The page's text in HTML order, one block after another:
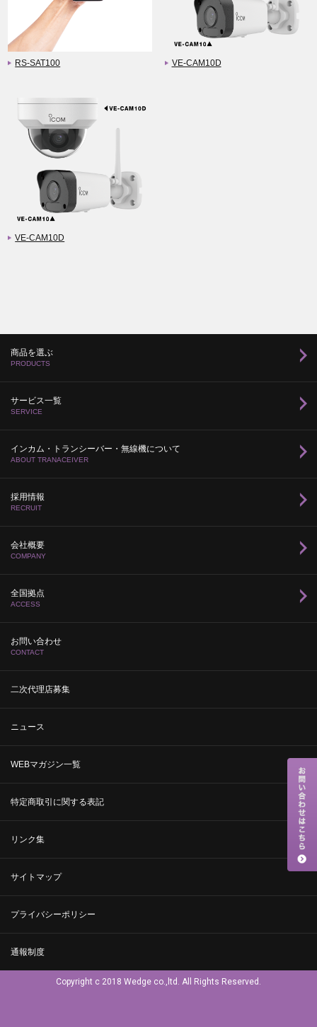
RS-SAT100 VE-CAM10D
VE-CAM10D
商品を選ぶ
PRODUCTS
サービス一覧
SERVICE
インカム・トランシーバー・無線機について
ABOUT TRANACEIVER
採用情報
RECRUIT
会社概要
COMPANY
全国拠点
ACCESS
お問い合わせ
CONTACT
二次代理店募集
ニュース
WEBマガジン一覧
特定商取引に関する表記
リンク集
サイトマップ
プライバシーポリシー
通報制度
Copyright c 2018 Wedge co.,ltd. All Rights Reserved.